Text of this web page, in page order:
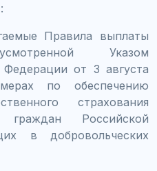
Правила выплаты
Указом
от 3 августа
по обеспечению
страхования
Российской
в добровольческих